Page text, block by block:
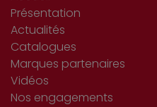
Présentation
Actualités
Catalogues
Marques partenaires
Vidéos
Nos engagements